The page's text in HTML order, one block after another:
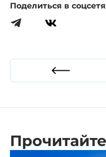
Поделиться в
Прошлая